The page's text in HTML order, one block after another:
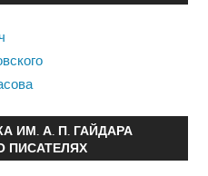
ИМ. А. П. ГАЙДАРА
ПИСАТЕЛЯХ